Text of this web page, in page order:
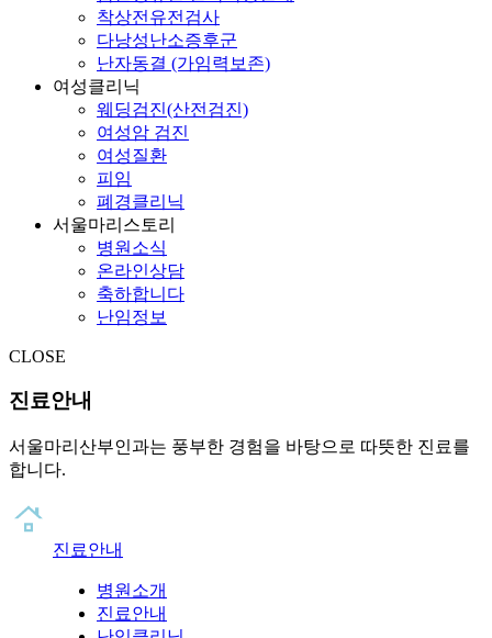
착상전유전검사
다낭성난소증후군
난자동결 (가임력보존)
여성클리닉
웨딩검진(산전검진)
여성암 검진
여성질환
피임
폐경클리닉
서울마리스토리
병원소식
온라인상담
축하합니다
난임정보
CLOSE
진료안내
서울마리산부인과는 풍부한 경험을 바탕으로 따뜻한 진료를
합니다.
진료안내
병원소개
진료안내